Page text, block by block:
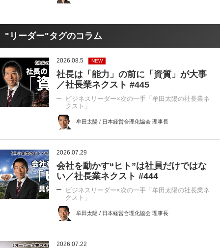
"リーダー"タグのコラム
2026.08.5 NEW
社長は「能力」の前に「資質」が大事
／社長業ネクスト #445
ビジネスリーダー×次の一手「牟田太陽の社長業ネ
クスト」
牟田太陽 / 日本経営合理化協会 理事長
2026.07.29
会社を動かす“ヒト”は社員だけではな
い／社長業ネクスト #444
ビジネスリーダー×次の一手「牟田太陽の社長業ネ
クスト」
牟田太陽 / 日本経営合理化協会 理事長
2026.07.22